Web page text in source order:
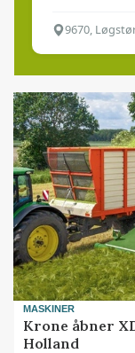
9670,
MASKINER
Krone åbner
Holland